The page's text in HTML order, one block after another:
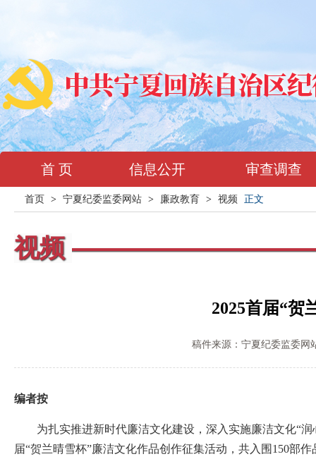
首 页 信息公开 审查调查
首页 > 宁夏纪委监委网站 > 廉政教育 > 视频 正文
视频
2025首届“贺
稿件来源：宁夏纪委监委网
编者按
为扎实推进新时代廉洁文化建设，深入实施廉洁文化“润
届“贺兰晴雪杯”廉洁文化作品创作征集活动，共入围150部